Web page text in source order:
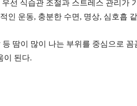
선 식습관 조절과 스트레스 관리
인 운동, 충분한 수면, 명상, 심호흡
땀이 많이 나는 부위를 중심으로
이 된다.